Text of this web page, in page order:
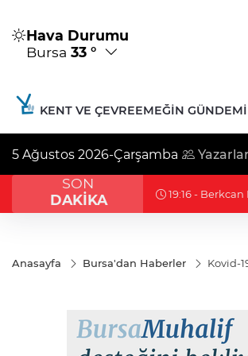
Hava Durumu
Bursa 33 °
KENT VE ÇEVREEMEĞIN GÜNDEMI
5 Ağustos 2026-Çarşamba Yazarlar
SON
DAKİKA
19:16 -
Anasayfa Bursa'dan Haberler Kovid-